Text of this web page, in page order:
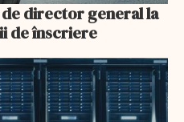
director general la
de înscriere